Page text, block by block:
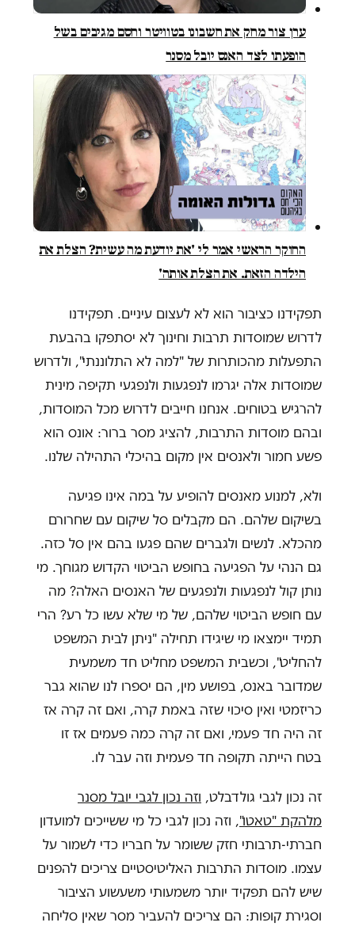
ערן צור מחק את חשבונו בטוויטר וחסם מגיבים בשל
הופעתו לצד האנס יובל מסנר
החוקר הראשי אמר לי 'את יודעת מה עשית? הצלת את
הילדה הזאת. את הצלת אותה'
תפקידנו כציבור הוא לא לעצום עיניים. תפקידנו
לדרוש שמוסדות תרבות וחינוך לא יסתפקו בהבעת
התפעלות מהכותרות של "למה לא התלוננתי", ולדרוש
שמוסדות אלה יגרמו לנפגעות ולנפגעי תקיפה מינית
להרגיש בטוחים. אנחנו חייבים לדרוש מכל המוסדות,
ובהם מוסדות התרבות, להציג מסר ברור: אונס הוא
פשע חמור ולאנסים אין מקום בהיכלי התהילה שלנו.
ולא, למנוע מאנסים להופיע על במה אינו פגיעה
בשיקום שלהם. הם מקבלים סל שיקום עם שחרורם
מהכלא. לנשים ולגברים שהם פגעו בהם אין סל כזה.
גם הנהי על הפגיעה בחופש הביטוי הקדוש מגוחך. מי
נותן קול לנפגעות ולנפגעים של האנסים האלה? מה
עם חופש הביטוי שלהם, של מי שלא עשו כל רע? הרי
תמיד יימצאו מי שיגידו תחילה "ניתן לבית המשפט
להחליט", וכשבית המשפט מחליט חד משמעית
שמדובר באנס, בפושע מין, הם יספרו לנו שהוא גבר
כריזמטי ואין סיכוי שזה באמת קרה, ואם זה קרה אז
זה היה חד פעמי, ואם זה קרה כמה פעמים אז זו
בטח הייתה תקופה חד פעמית וזה עבר לו.
זה נכון לגבי גולדבלט, וזה נכון לגבי יובל מסנר
מלהקת "טאטו", וזה נכון לגבי כל מי ששייכים למועדון
חברתי-תרבותי חזק ששומר על חבריו כדי לשמור על
עצמו. מוסדות התרבות האליטיסטיים צריכים להפנים
שיש להם תפקיד יותר משמעותי משעשוע הציבור
וסגירת קופות: הם צריכים להעביר מסר שאין סליחה